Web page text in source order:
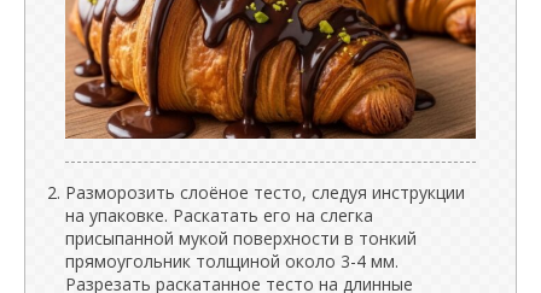
Разморозить слоёное тесто, следуя инструкции
на упаковке. Раскатать его на слегка
присыпанной мукой поверхности в тонкий
прямоугольник толщиной около 3-4 мм.
Разрезать раскатанное тесто на длинные